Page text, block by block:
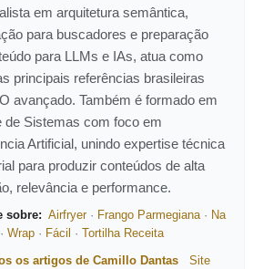
em arquitetura semântica,
para buscadores e preparação
para LLMs e IAs, atua como
principais referências brasileiras
avançado. Também é formado em
de Sistemas com foco em
Artificial, unindo expertise técnica
para produzir conteúdos de alta
relevância e performance.
sobre: Airfryer· Frango Parmegiana· Na
Wrap · Fácil · Tortilha Receita
os artigos de Camillo Dantas
Site